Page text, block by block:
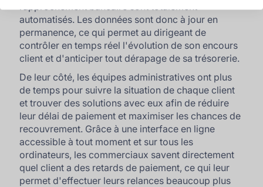
rapprochement bancaire sont totalement
automatisés. Les données sont donc à jour en
permanence, ce qui permet au dirigeant de
contrôler en temps réel l'évolution de son encours
client et d'anticiper tout dérapage de sa trésorerie.
De leur côté, les équipes administratives ont plus
de temps pour suivre la situation de chaque client
et trouver des solutions avec eux afin de réduire
leur délai de paiement et maximiser les chances de
recouvrement. Grâce à une interface en ligne
accessible à tout moment et sur tous les
ordinateurs, les commerciaux savent directement
quel client a des retards de paiement, ce qui leur
permet d'effectuer leurs relances beaucoup plus